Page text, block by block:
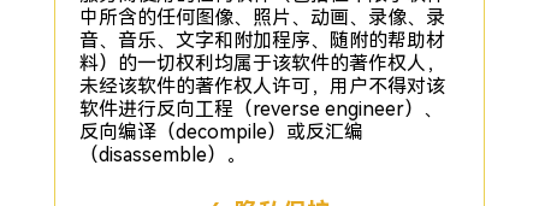
中所含的任何图像、照片、动画、录像、录
音、音乐、文字和附加程序、随附的帮助材
料）的一切权利均属于该软件的著作权人，
未经该软件的著作权人许可，用户不得对该
软件进行反向工程（reverse engineer）、
反向编译（decompile）或反汇编
（disassemble）。